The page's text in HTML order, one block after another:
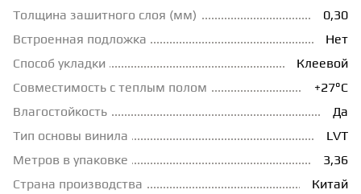
ТЕПЛЫЙ ПОЛ
ТЕРМОПАРКЕТ
ЭКОМАССИВ
Толщина зашитного слоя (мм)
0,30
Встроенная подложка
Нет
Способ укладки
Клеевой
Совместимость с теплым полом
+27°С
Влагостойкость
Да
Тип основы винила
LVT
Метров в упаковке
3,36
Страна производства
Китай